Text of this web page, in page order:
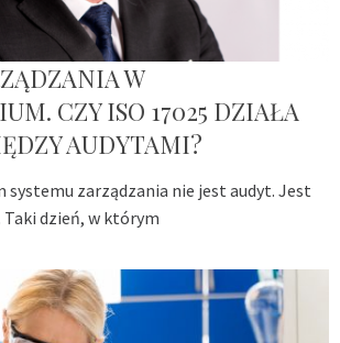
W
CZY ISO 17025 DZIAŁA
AUDYTAMI?
zarządzania nie jest audyt. Jest
Taki dzień, w którym